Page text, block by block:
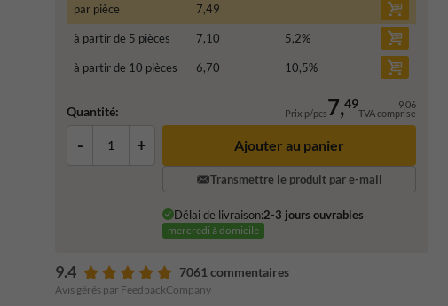
par pièce
7,49
à partir de 5 pièces 7,10 5,2%
à partir de 10 pièces 6,70 10,5%
Quantité: Prix p/pcs7,49 9,06
TVA comprise
- + Ajouter au panier
Transmettre le produit par e-mail
Délai de livraison:2-3 jours ouvrables
mercredi à domicile
9.4 7061 commentaires
Avis gérés par FeedbackCompany